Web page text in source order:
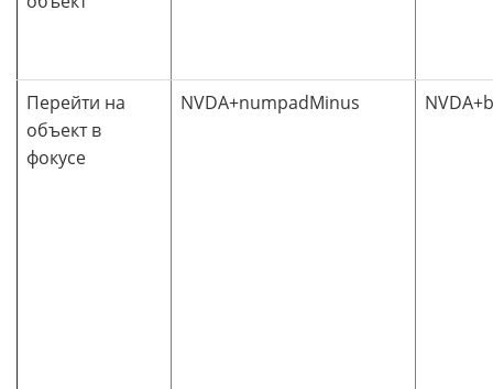
Перейти на
объект в
фокусе
NVDA+numpadMinus